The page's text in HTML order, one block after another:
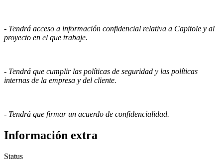
- Tendrá acceso a información confidencial relativa a Capitole y al
proyecto en el que trabaje.
- Tendrá que cumplir las políticas de seguridad y las políticas
internas de la empresa y del cliente.
- Tendrá que firmar un acuerdo de confidencialidad.
Información extra
Status